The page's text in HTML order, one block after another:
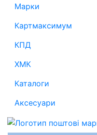
Марки
Картмаксимум
КПД
ХМК
Каталоги
Аксесуари